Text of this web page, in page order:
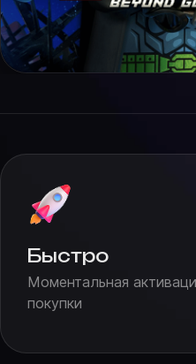
Быстро
Моментальная
покупки